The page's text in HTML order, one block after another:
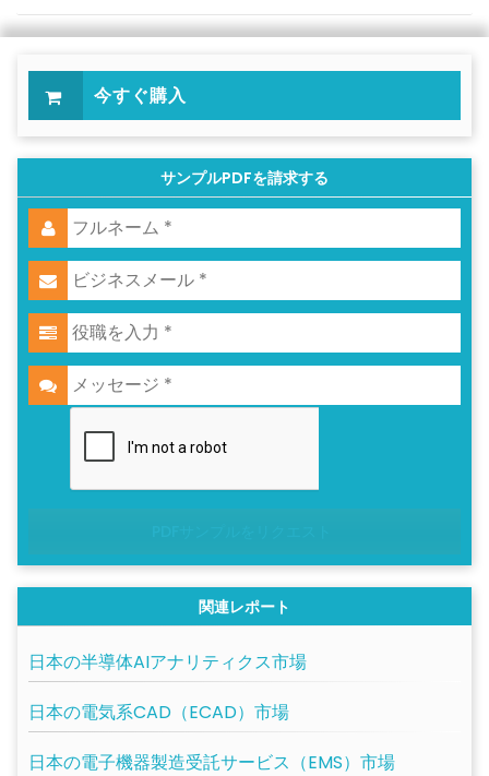
今すぐ購入
サンプルPDFを請求する
関連レポート
日本の半導体AIアナリティクス市場
日本の電気系CAD（ECAD）市場
日本の電子機器製造受託サービス（EMS）市場